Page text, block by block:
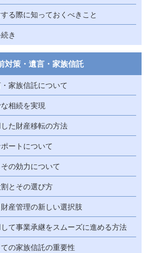
る際に知っておくべきこと
き
対策・遺言・家族信託
家族信託について
相続を実現
た財産移転の方法
ートについて
の効力について
とその選び方
産管理の新しい選択肢
て事業承継をスムーズに進める方法
の家族信託の重要性